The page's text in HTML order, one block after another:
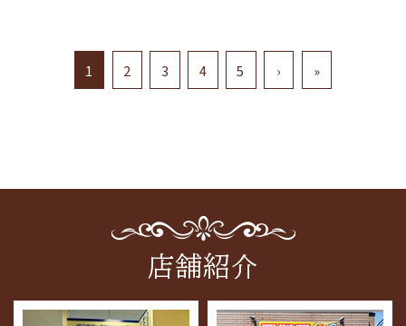
#ヴィトン
ぜひお気軽にお声をおかけ
ください！！
＃金
＃高価買取
させていただきます！
ぜひお気軽にご来店くださ
＃時計
＃稲沢市
＃おたからや
＃骨董品
＃切手
＃高価買取
金・プラチナ・ホワイトゴ
ールドなどの製品であれ
ば、どんな状態でも価値を
数料はすべて無料。捨てる前
りでその価値を確かめてみ
お写真は先日買取させてい
ただきましたお品になりま
す。
合わなくなったネックレス
はありませんか？傷だらけ
でも、変色していても、金や
な目を持つスタッフが一点
やすくご説明いたします。査
定はすべて無料ですので、お
買い物や散歩のついでに、
どうぞ安心してお立ち寄り
1 2 3 4 5 › »
店舗紹介